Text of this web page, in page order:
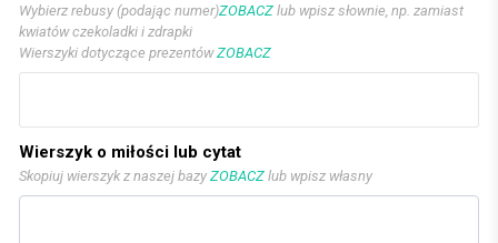
Wybierz rebusy (podając numer)ZOBACZ lub wpisz słownie, np. zamiast
kwiatów czekoladki i zdrapki
Wierszyki dotyczące prezentówZOBACZ
Wierszyk o miłości lub cytat
Skopiuj wierszyk z naszej bazy ZOBACZ lub wpisz własny